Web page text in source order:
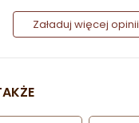
Załaduj więcej opinii